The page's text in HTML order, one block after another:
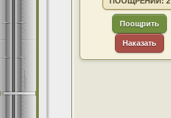
Поощрить
Наказать